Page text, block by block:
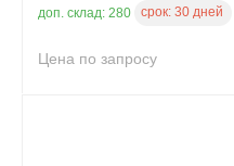
доп. склад: 280 срок: 30 дней
Цена по запросу